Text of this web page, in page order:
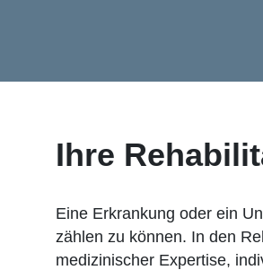
Ihre
Eine Erkrankung oder ein
zählen zu können. In den
medizinischer Expertise,